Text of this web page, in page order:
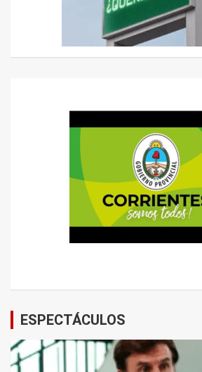
ESPECTÁCULOS